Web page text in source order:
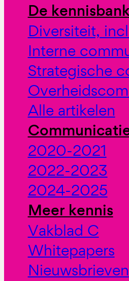
De
Diversiteit,
Interne
Strategische
Alle artikelen
2020-2021
2022-2023
2024-2025
Meer kennis
Vakblad C
Whitepapers
Nieuwsbrieven